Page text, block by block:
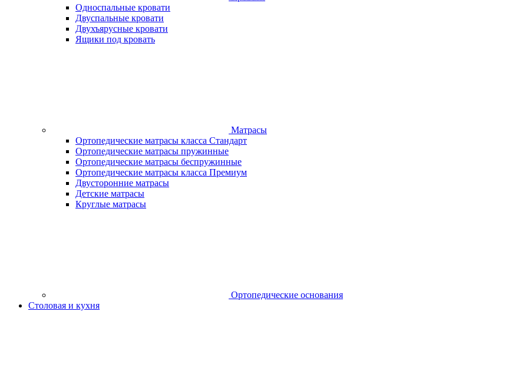
Односпальные кровати
Двуспальные кровати
Двухъярусные кровати
Ящики под кровать
Матрасы
Ортопедические матрасы класса Стандарт
Ортопедические матрасы пружинные
Ортопедические матрасы беспружинные
Ортопедические матрасы класса Премиум
Двусторонние матрасы
Детские матрасы
Круглые матрасы
Ортопедические основания
Столовая и кухня